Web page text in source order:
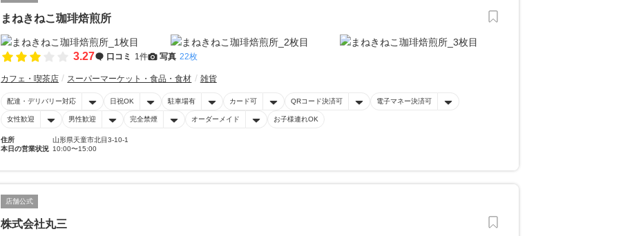
まねきねこ珈琲焙煎所
3.27 口コミ 1件 写真 22枚
カフェ・喫茶店 スーパーマーケット・食品・食材 雑貨
配達・デリバリー対応 日祝OK 駐車場有 カード可 QRコード決済可 電子マネー決済可
女性歓迎 男性歓迎 完全禁煙 オーダーメイド お子様連れOK
住所
山形県天童市北目3-10-1
本日の営業状況 10:00〜15:00
店舗公式
株式会社丸三